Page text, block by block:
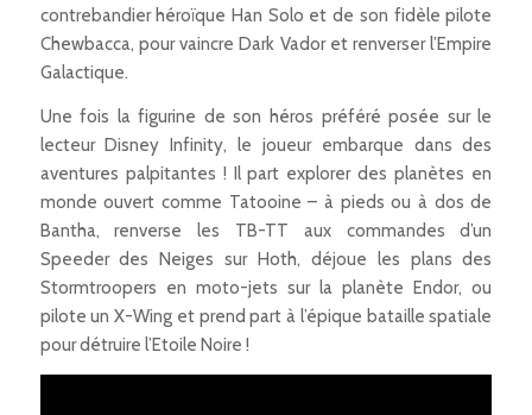
contrebandier héroïque Han Solo et de son fidèle pilote
Chewbacca, pour vaincre Dark Vador et renverser l’Empire
Galactique.
Une fois la figurine de son héros préféré posée sur le
lecteur Disney Infinity, le joueur embarque dans des
aventures palpitantes ! Il part explorer des planètes en
monde ouvert comme Tatooine – à pieds ou à dos de
Bantha, renverse les TB-TT aux commandes d’un
Speeder des Neiges sur Hoth, déjoue les plans des
Stormtroopers en moto-jets sur la planète Endor, ou
pilote un X-Wing et prend part à l’épique bataille spatiale
pour détruire l’Etoile Noire !